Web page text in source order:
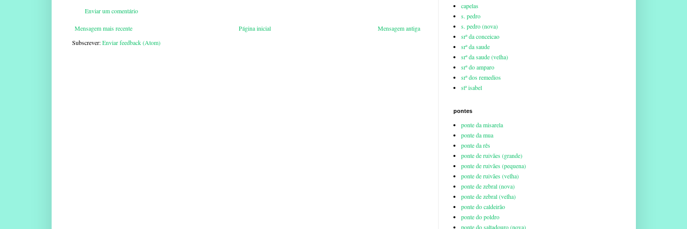
Enviar um comentário
Mensagem mais recente Mensagem antiga
Página inicial
Subscrever:Enviar feedback (Atom)
capelas
s. pedro
s. pedro (nova)
srª da conceicao
srª da saude
srª da saude (velha)
srª do amparo
srª dos remedios
stª isabel
pontes
ponte da misarela
ponte da mua
ponte da rês
ponte de ruivães (grande)
ponte de ruivães (pequena)
ponte de ruivães (velha)
ponte de zebral (nova)
ponte de zebral (velha)
ponte do caldeirão
ponte do poldro
ponte do saltadouro (nova)